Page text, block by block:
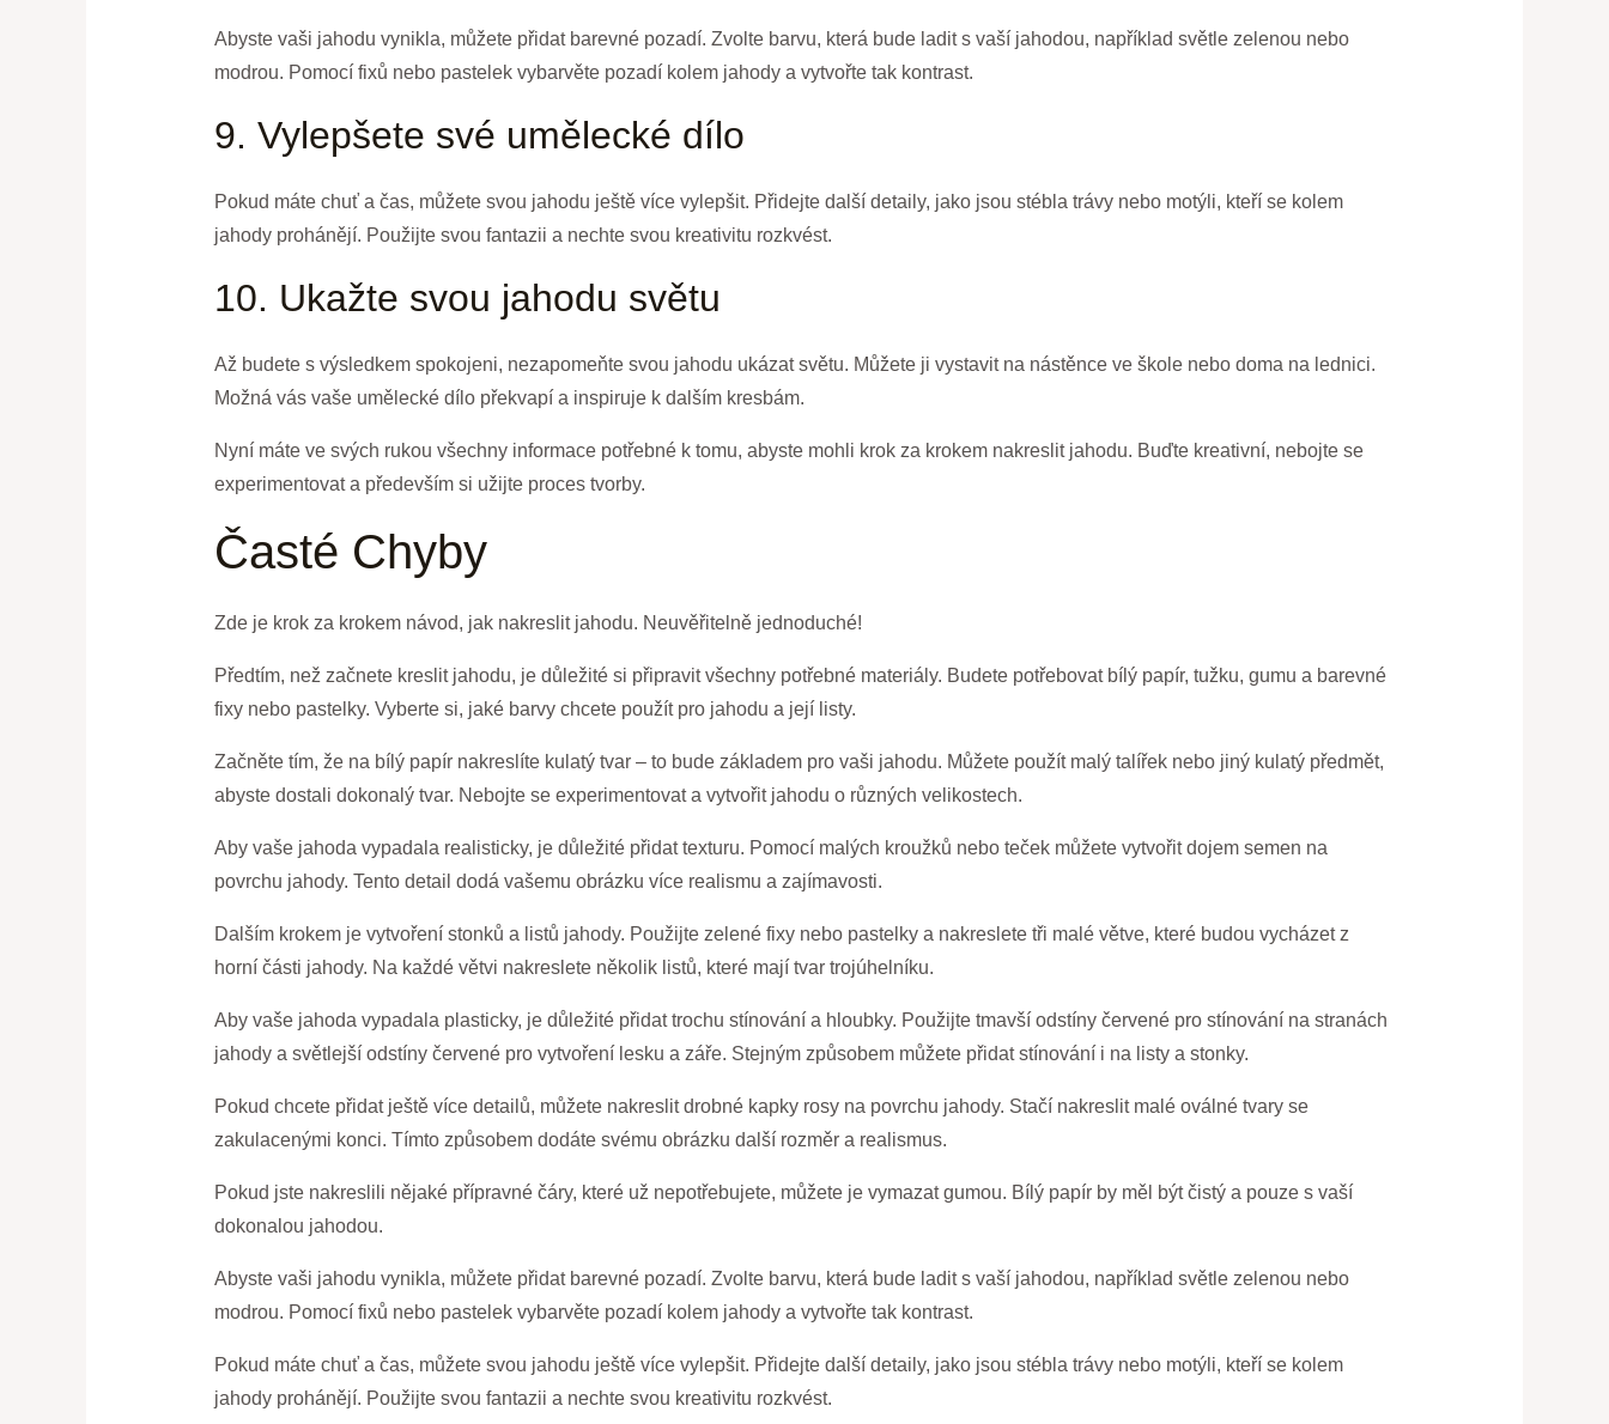
Abyste vaši jahodu vynikla, můžete přidat barevné pozadí. Zvolte barvu, která bude ladit s vaší jahodou, například světle zelenou nebo
modrou. Pomocí fixů nebo pastelek vybarvěte pozadí kolem jahody a vytvořte tak kontrast.
9. Vylepšete své umělecké dílo
Pokud máte chuť a čas, můžete svou jahodu ještě více vylepšit. Přidejte další detaily, jako jsou stébla trávy nebo motýli, kteří se kolem
jahody prohánějí. Použijte svou fantazii a nechte svou kreativitu rozkvést.
10. Ukažte svou jahodu světu
Až budete s výsledkem spokojeni, nezapomeňte svou jahodu ukázat světu. Můžete ji vystavit na nástěnce ve škole nebo doma na lednici.
Možná vás vaše umělecké dílo překvapí a inspiruje k dalším kresbám.
Nyní máte ve svých rukou všechny informace potřebné k tomu, abyste mohli krok za krokem nakreslit jahodu. Buďte kreativní, nebojte se
experimentovat a především si užijte proces tvorby.
Časté Chyby
Zde je krok za krokem návod, jak nakreslit jahodu. Neuvěřitelně jednoduché!
Předtím, než začnete kreslit jahodu, je důležité si připravit všechny potřebné materiály. Budete potřebovat bílý papír, tužku, gumu a barevné
fixy nebo pastelky. Vyberte si, jaké barvy chcete použít pro jahodu a její listy.
Začněte tím, že na bílý papír nakreslíte kulatý tvar – to bude základem pro vaši jahodu. Můžete použít malý talířek nebo jiný kulatý předmět,
abyste dostali dokonalý tvar. Nebojte se experimentovat a vytvořit jahodu o různých velikostech.
Aby vaše jahoda vypadala realisticky, je důležité přidat texturu. Pomocí malých kroužků nebo teček můžete vytvořit dojem semen na
povrchu jahody. Tento detail dodá vašemu obrázku více realismu a zajímavosti.
Dalším krokem je vytvoření stonků a listů jahody. Použijte zelené fixy nebo pastelky a nakreslete tři malé větve, které budou vycházet z
horní části jahody. Na každé větvi nakreslete několik listů, které mají tvar trojúhelníku.
Aby vaše jahoda vypadala plasticky, je důležité přidat trochu stínování a hloubky. Použijte tmavší odstíny červené pro stínování na stranách
jahody a světlejší odstíny červené pro vytvoření lesku a záře. Stejným způsobem můžete přidat stínování i na listy a stonky.
Pokud chcete přidat ještě více detailů, můžete nakreslit drobné kapky rosy na povrchu jahody. Stačí nakreslit malé oválné tvary se
zakulacenými konci. Tímto způsobem dodáte svému obrázku další rozměr a realismus.
Pokud jste nakreslili nějaké přípravné čáry, které už nepotřebujete, můžete je vymazat gumou. Bílý papír by měl být čistý a pouze s vaší
dokonalou jahodou.
Abyste vaši jahodu vynikla, můžete přidat barevné pozadí. Zvolte barvu, která bude ladit s vaší jahodou, například světle zelenou nebo
modrou. Pomocí fixů nebo pastelek vybarvěte pozadí kolem jahody a vytvořte tak kontrast.
Pokud máte chuť a čas, můžete svou jahodu ještě více vylepšit. Přidejte další detaily, jako jsou stébla trávy nebo motýli, kteří se kolem
jahody prohánějí. Použijte svou fantazii a nechte svou kreativitu rozkvést.